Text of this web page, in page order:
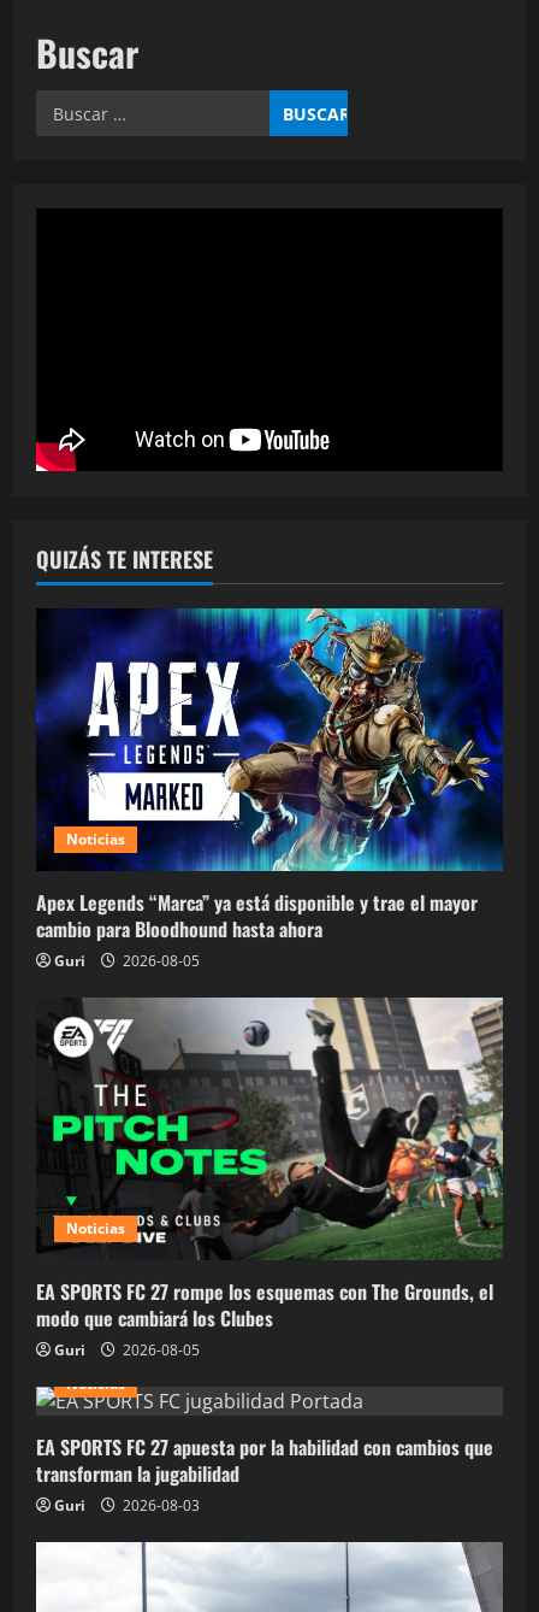
Buscar
QUIZÁS TE INTERESE
Noticias
Apex Legends “Marca” ya está disponible y trae el mayor
cambio para Bloodhound hasta ahora
Guri 2026-08-05
Noticias
EA SPORTS FC 27 rompe los esquemas con The Grounds, el
modo que cambiará los Clubes
Guri
2026-08-05
Noticias
EA SPORTS FC 27 apuesta por la habilidad con cambios que
transforman la jugabilidad
Guri 2026-08-03